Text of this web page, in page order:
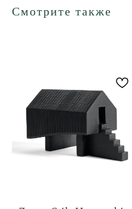
Смотрите также